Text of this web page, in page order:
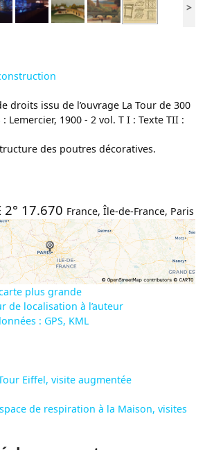
>
droits issu de l’ouvrage La Tour de 300
Lemercier, 1900 - 2 vol. T I : Texte TII :
des poutres décoratives.
2° 17.670 France,Île-de-France, Paris
plus grande
de localisation à l’auteur
: GPS, KML
Eiffel, visite augmentée
de respiration à la Maison, visites